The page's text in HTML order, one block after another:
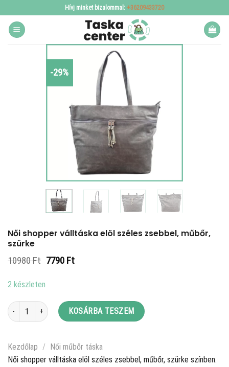
to
content
Hívj minket bizalommal: +36209433720
-29%
Női shopper válltáska elöl széles zsebbel, műbőr,
szürke
10980Ft Original
7790 FtCurrent
2 készleten
Női shopper válltáska elöl széles zsebbel, műbőr, szürke mennyiség
KOSÁRBA TESZEM
Kezdőlap /
Női műbőr táska
Női shopper válltáska elöl széles zsebbel, műbőr, szürke színben.